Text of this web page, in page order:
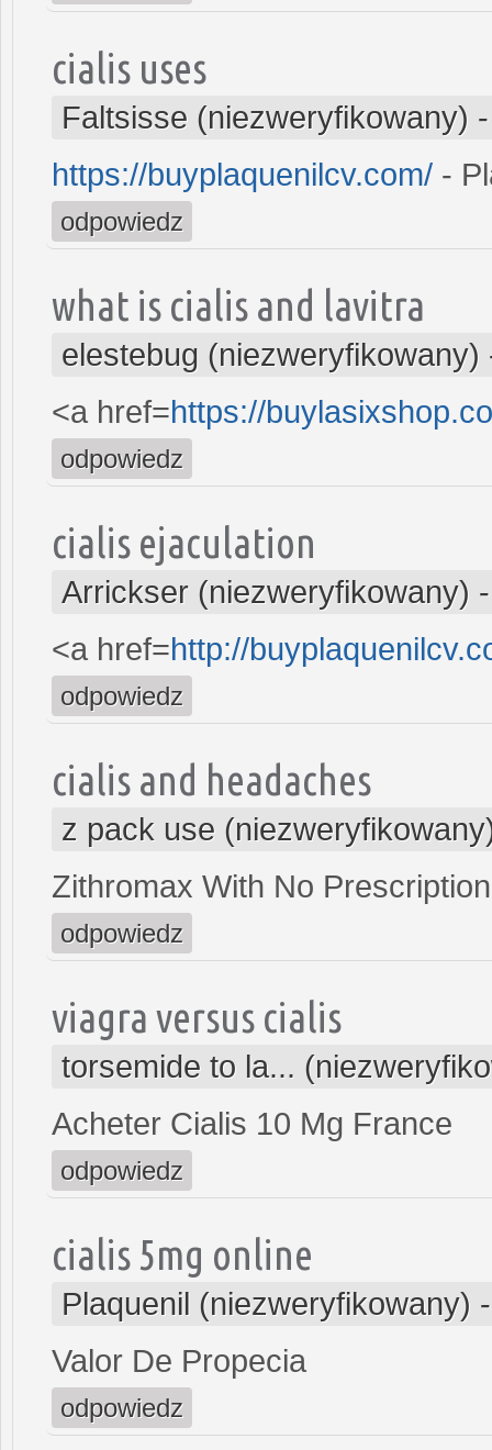
cialis uses
Faltsisse (niezweryfikowany)
https://buyplaquenilcv.com/ -
odpowiedz
what is cialis and lavitra
elestebug (niezweryfikowany)
<a href=https://
odpowiedz
cialis ejaculation
Arrickser (niezweryfikowany)
<a href=http://
odpowiedz
cialis and headaches
z pack use
Zithromax With No Prescription
odpowiedz
viagra versus cialis
torsemide to la...
Acheter Cialis 10 Mg France
odpowiedz
cialis 5mg online
Plaquenil (niezweryfikowany)
Valor De Propecia
odpowiedz